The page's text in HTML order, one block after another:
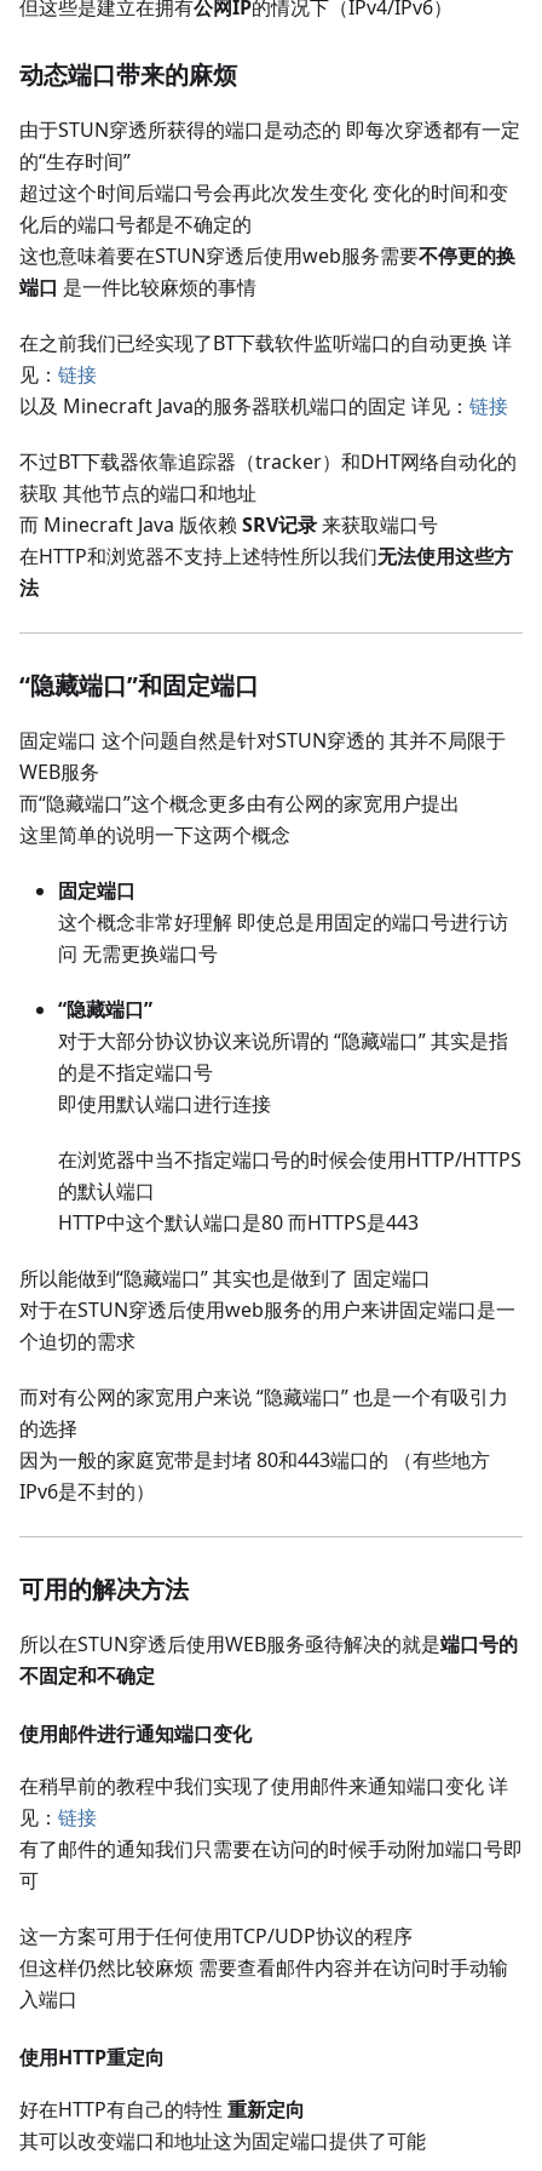
但这些是建立在拥有公网IP的情况下（IPv4/IPv6）
动态端口带来的麻烦
由于STUN穿透所获得的端口是动态的 即每次穿透都有一定
的“生存时间”
超过这个时间后端口号会再此次发生变化 变化的时间和变
化后的端口号都是不确定的
这也意味着要在STUN穿透后使用web服务需要不停更的换
端口 是一件比较麻烦的事情
在之前我们已经实现了BT下载软件监听端口的自动更换 详
见： 链接
以及 Minecraft Java的服务器联机端口的固定 详见： 链接
不过BT下载器依靠追踪器（tracker）和DHT网络自动化的
获取 其他节点的端口和地址
而 Minecraft Java 版依赖 SRV记录来获取端口号
在HTTP和浏览器不支持上述特性所以我们无法使用这些方
法
“隐藏端口”和固定端口
固定端口 这个问题自然是针对STUN穿透的 其并不局限于
WEB服务
而“隐藏端口”这个概念更多由有公网的家宽用户提出
这里简单的说明一下这两个概念
固定端口
这个概念非常好理解 即使总是用固定的端口号进行访
问 无需更换端口号
“隐藏端口”
对于大部分协议协议来说所谓的 “隐藏端口” 其实是指
的是不指定端口号
即使用默认端口进行连接
在浏览器中当不指定端口号的时候会使用HTTP/HTTPS
的默认端口
HTTP中这个默认端口是80 而HTTPS是443
所以能做到“隐藏端口” 其实也是做到了 固定端口
对于在STUN穿透后使用web服务的用户来讲固定端口是一
个迫切的需求
而对有公网的家宽用户来说 “隐藏端口” 也是一个有吸引力
的选择
因为一般的家庭宽带是封堵 80和443端口的 （有些地方
IPv6是不封的）
可用的解决方法
所以在STUN穿透后使用WEB服务亟待解决的就是端口号的
不固定和不确定
使用邮件进行通知端口变化
在稍早前的教程中我们实现了使用邮件来通知端口变化 详
见： 链接
有了邮件的通知我们只需要在访问的时候手动附加端口号即
可
这一方案可用于任何使用TCP/UDP协议的程序
但这样仍然比较麻烦 需要查看邮件内容并在访问时手动输
入端口
使用HTTP重定向
好在HTTP有自己的特性 重新定向
其可以改变端口和地址这为固定端口提供了可能